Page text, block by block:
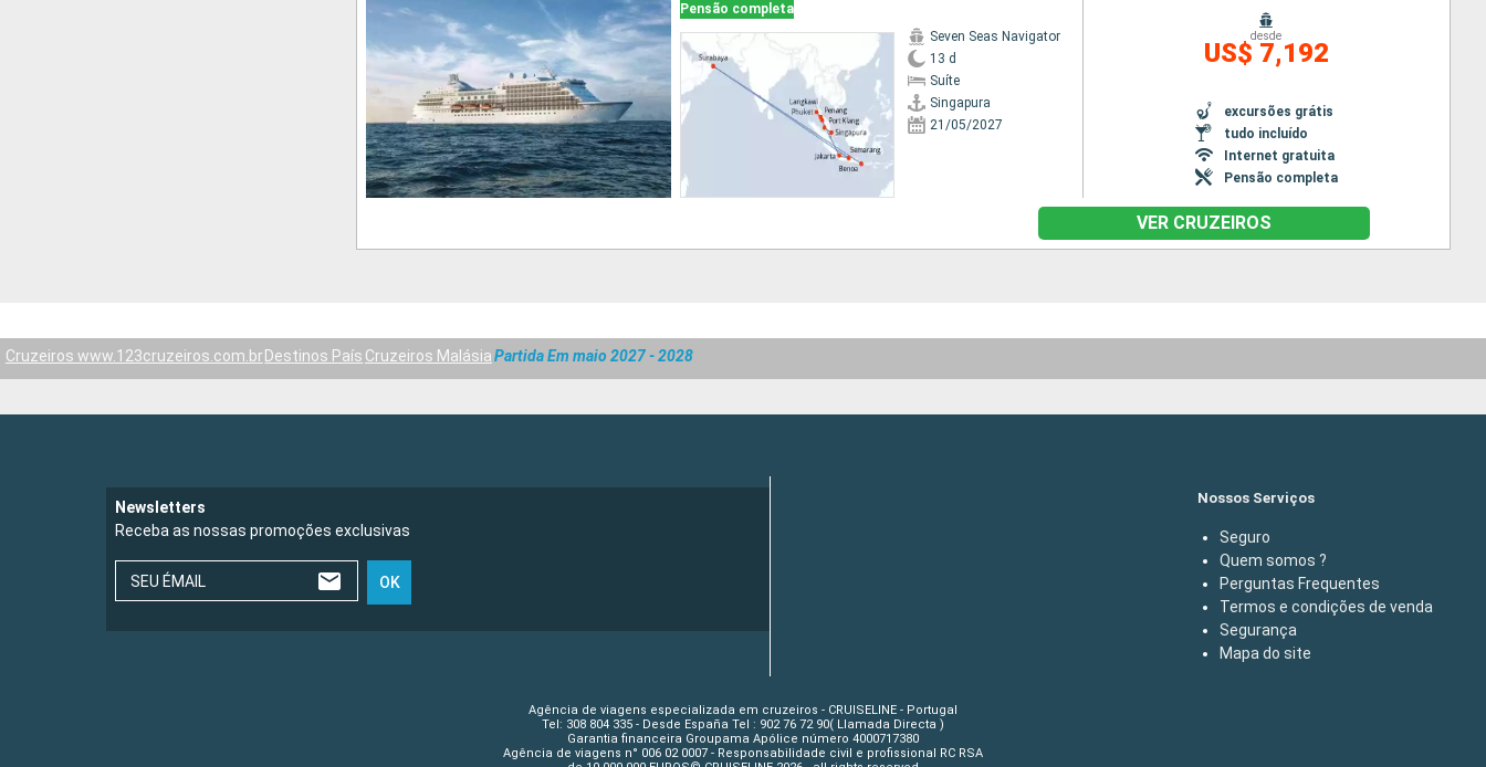
Pensão completa
Seven Seas Navigator
13 d
Suíte
Singapura
21/05/2027
desde
US$ 7,192
excursões grátis
tudo incluído
Internet gratuita
Pensão completa
VER CRUZEIROS
Cruzeiros www.123cruzeiros.com.br Destinos País Cruzeiros MalásiaPartida Em maio 2027 - 2028
Newsletters
Receba as nossas promoções exclusivas
SEU ÉMAIL OK
Nossos Serviços
Seguro
Quem somos ?
Perguntas Frequentes
Termos e condições de venda
Segurança
Mapa do site
Agência de viagens especializada em cruzeiros - CRUISELINE - Portugal
Tel: 308 804 335 - Desde España Tel : 902 76 72 90( Llamada Directa )
Garantia financeira Groupama Apólice número 4000717380
Agência de viagens n° 006 02 0007 - Responsabilidade civil e profissional RC RSA